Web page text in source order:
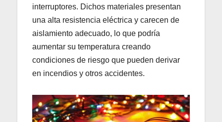
interruptores. Dichos materiales presentan
una alta resistencia eléctrica y carecen de
aislamiento adecuado, lo que podría
aumentar su temperatura creando
condiciones de riesgo que pueden derivar
en incendios y otros accidentes.